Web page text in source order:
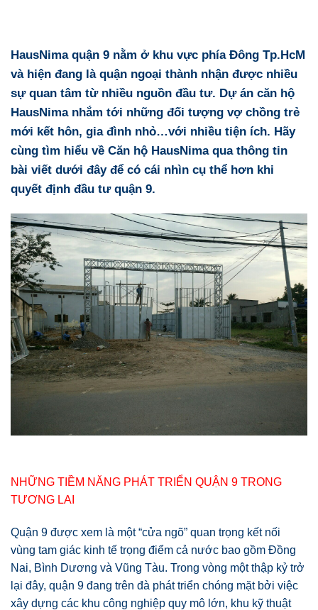
HausNima quận 9 nằm ở khu vực phía Đông Tp.HcM
và hiện đang là quận ngoại thành nhận được nhiều
sự quan tâm từ nhiều nguồn đầu tư. Dự án căn hộ
HausNimanhắm tới những đối tượng vợ chồng trẻ
mới kết hôn, gia đình nhỏ…với nhiều tiện ích. Hãy
cùng tìm hiểu về Căn hộ HausNimaqua thông tin
bài viết dưới đây để có cái nhìn cụ thể hơn khi
quyết định đầu tư quận 9.
NHỮNG TIỀM NĂNG PHÁT TRIỂN QUẬN 9 TRONG
TƯƠNG LAI
Quận 9 được xem là một “cửa ngõ” quan trọng kết nối
vùng tam giác kinh tế trọng điểm cả nước bao gồm Đồng
Nai, Bình Dương và Vũng Tàu. Trong vòng một thập kỷ trở
lại đây, quận 9 đang trên đà phát triển chóng mặt bởi việc
xây dựng các khu công nghiệp quy mô lớn, khu kỹ thuật